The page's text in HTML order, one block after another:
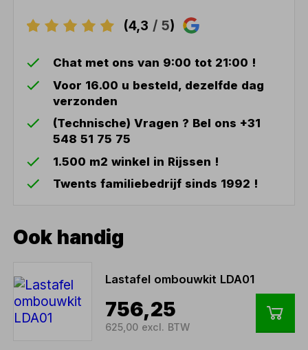
(4,3 / 5)
Chat met ons van 9:00 tot 21:00 !
Voor 16.00 u besteld, dezelfde dag
verzonden
(Technische) Vragen ? Bel ons +31
548 51 75 75
1.500 m2 winkel in Rijssen !
Twents familiebedrijf sinds 1992 !
Ook handig
Lastafel ombouwkit LDA01
756,25
625,00 excl. BTW